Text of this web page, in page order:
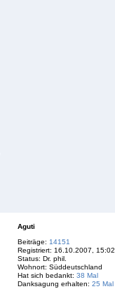
Aguti
Beiträge: 14151
Registriert: 16.10.2007, 15:02
Status: Dr. phil.
Wohnort: Süddeutschland
Hat sich bedankt: 38 Mal
Danksagung erhalten: 25 Mal